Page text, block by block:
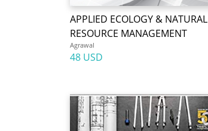
APPLIED ECOLOGY & NATURAL
RESOURCE MANAGEMENT
Agrawal
48 USD